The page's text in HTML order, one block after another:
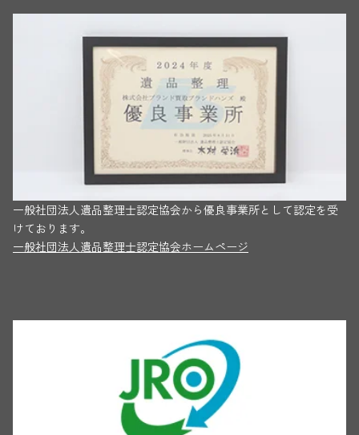
一般社団法人遺品整理士認定協会から優良事業所として認定を受
けております。
一般社団法人遺品整理士認定協会ホームページ